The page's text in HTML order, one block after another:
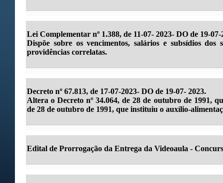
Lei Complementar nº 1.388, de 11-07- 2023- DO de 19-07-
Dispõe sobre os vencimentos, salários e subsídios dos
providências correlatas.
Decreto nº 67.813, de 17-07-2023- DO de 19-07- 2023.
Altera o Decreto nº 34.064, de 28 de outubro de 1991,
de 28 de outubro de 1991, que instituiu o auxílio-
Edital de Prorrogação da Entrega da Videoaula -